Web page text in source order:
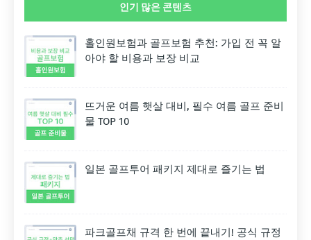
인기 많은 콘텐츠
홀인원보험과 골프보험 추천: 가입 전 꼭 알
아야 할 비용과 보장 비교
뜨거운 여름 햇살 대비, 필수 여름 골프 준비
물 TOP 10
일본 골프투어 패키지 제대로 즐기는 법
파크골프채 규격 한 번에 끝내기! 공식 규정